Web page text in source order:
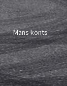
Mans konts